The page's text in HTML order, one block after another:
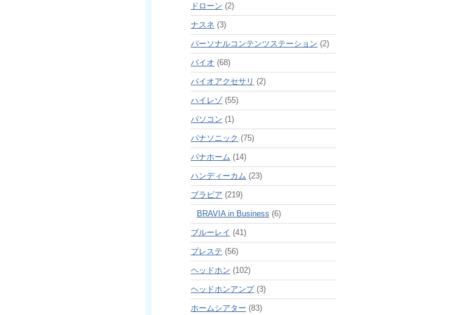
ドローン (2)
ナスネ (3)
パーソナルコンテンツステーション (2)
バイオ (68)
バイオアクセサリ (2)
ハイレゾ(55)
パソコン (1)
パナソニック (75)
パナホーム (14)
ハンディーカム (23)
ブラビア (219)
BRAVIA in Business (6)
ブルーレイ (41)
プレステ (56)
ヘッドホン (102)
ヘッドホンアンプ(3)
ホームシアター (83)